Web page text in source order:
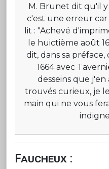
M. Brunet dit qu'il y
c'est une erreur
lit : "Achevé
le huictième août
dit, dans sa
1664 avec
desseins que j'en
trouvés curieux, je
main qui ne vous
Faucheux :